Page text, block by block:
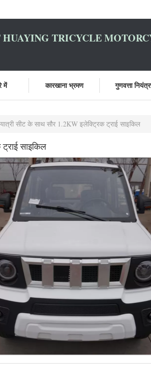
HUAYING TRICYCLE
में कारखाना भ्रमण गुणवत्ता
यात्री सीट के साथ सौर 1.2KW इलेक्ट्रिक ट्राई साइकिल
साइकिल